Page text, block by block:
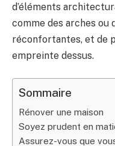
d’éléments
comme des arches ou
réconfortantes, et de
empreinte dessus.
Sommaire
Rénover une maison
Soyez prudent en
Assurez-vous que